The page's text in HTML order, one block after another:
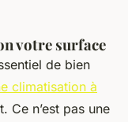
votre surface
de bien
climatisation à
Ce n’est pas une